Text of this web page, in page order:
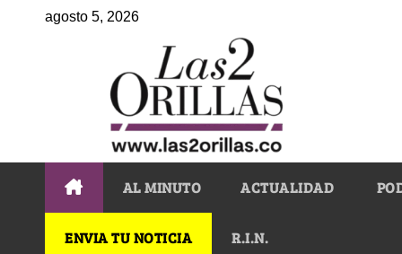
agosto 5, 2026
AL MINUTO ACTUALIDAD
ENVIA TU NOTICIA R.I.N.